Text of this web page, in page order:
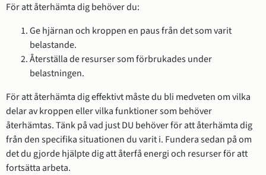
För att återhämta dig behöver du:
Ge hjärnan och kroppen en paus från det som varit
belastande.
Återställa de resurser som förbrukades under
belastningen.
För att återhämta dig effektivt måste du bli medveten om vilka
delar av kroppen eller vilka funktioner som behöver
återhämtas. Tänk på vad just DU behöver för att återhämta dig
från den specifika situationen du varit i. Fundera sedan på om
det du gjorde hjälpte dig att återfå energi och resurser för att
fortsätta arbeta.